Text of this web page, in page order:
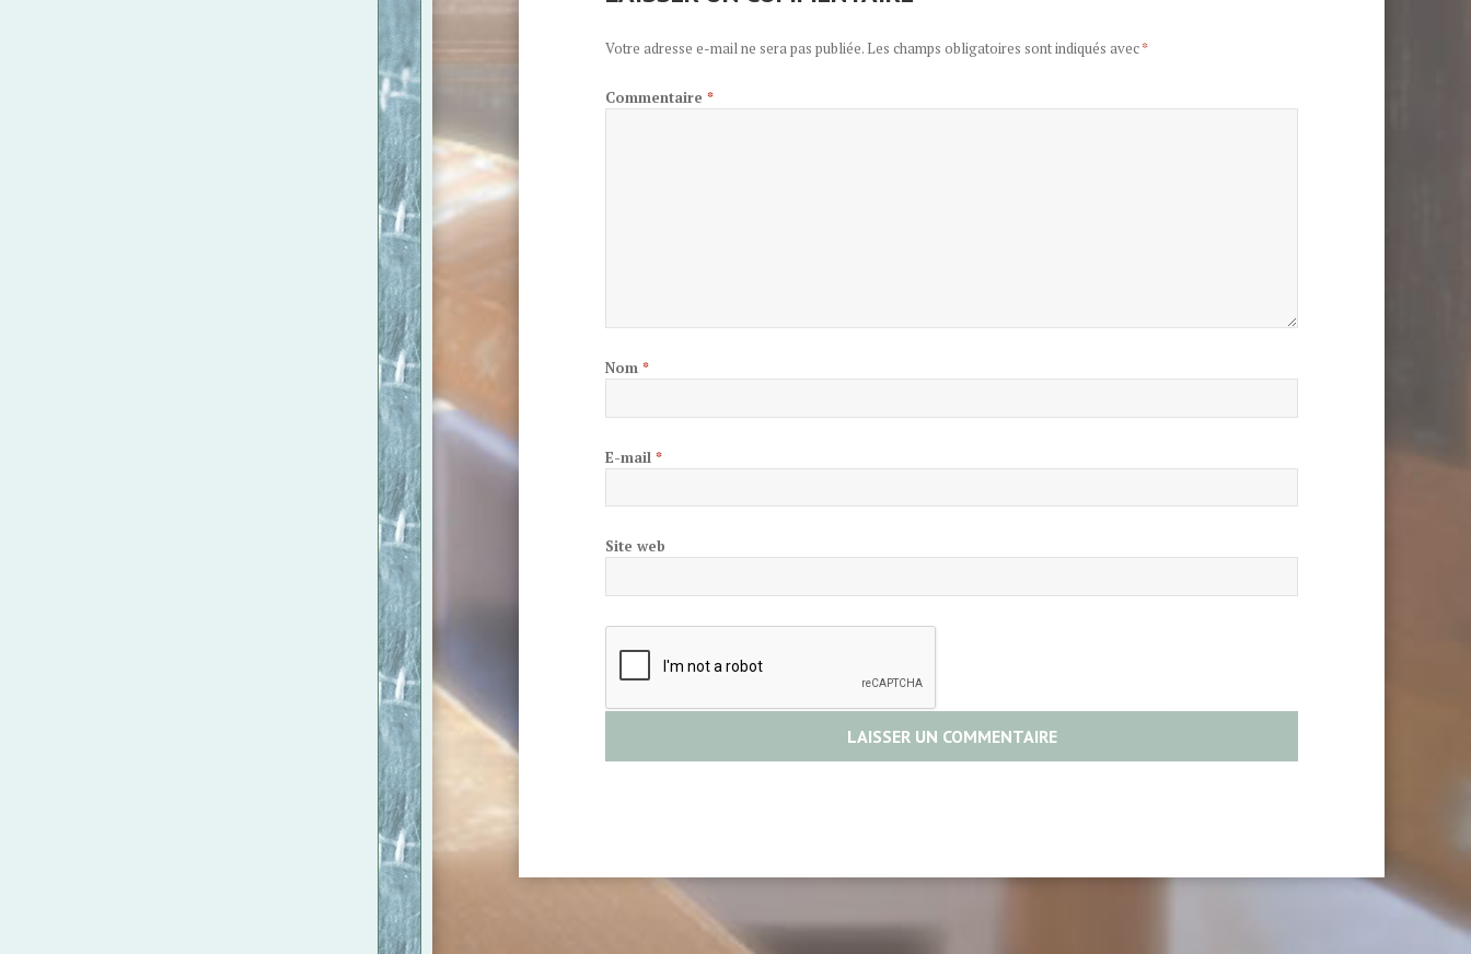
Votre adresse e-mail ne sera pas publiée. Les champs obligatoires sont indiqués avec*
Commentaire*
Nom*
E-mail*
Site web